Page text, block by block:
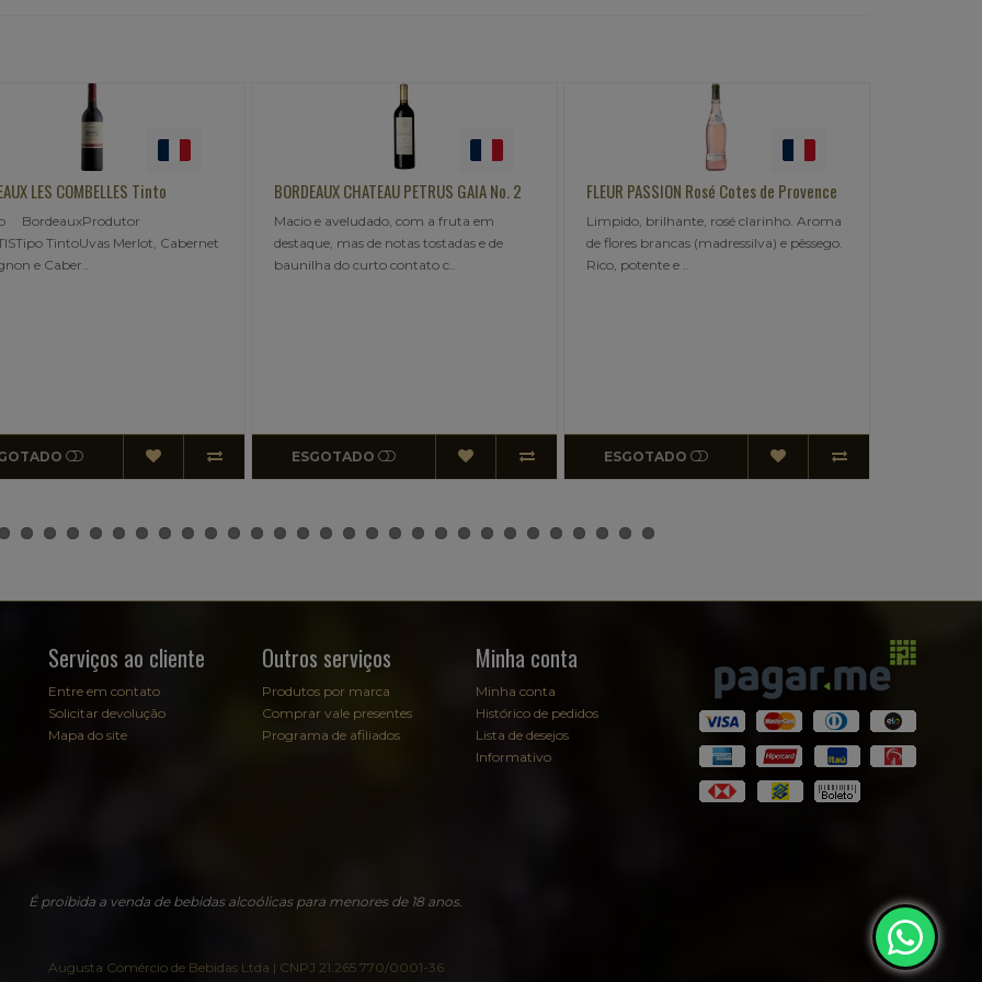
BORDEAUX CHATEAU PETRUS GAIA No. 2
Macio e aveludado, com a fruta em
destaque, mas de notas tostadas e de
baunilha do curto contato c..
ESGOTADO
FLEUR PASSION Rosé Cotes de Provence
Limpido, brilhante, rosé clarinho. Aroma
de flores brancas (madressilva) e pêssego.
Rico, potente e ..
ESGOTADO
BARON PHILIPPE DE ROTHSCHILD Cadet
Vinho de paladar frutado, leve,
ESGOTADO
Serviços ao cliente
Entre em contato
Solicitar devolução
Mapa do site
Outros serviços
Produtos por marca
Comprar vale presentes
Programa de afiliados
Minha conta
Minha conta
Histórico de pedidos
Lista de desejos
Informativo
É proibida a venda de bebidas alcoólicas para menores de 18 anos.
Augusta Comércio de Bebidas Ltda | CNPJ 21.265.770/0001-36